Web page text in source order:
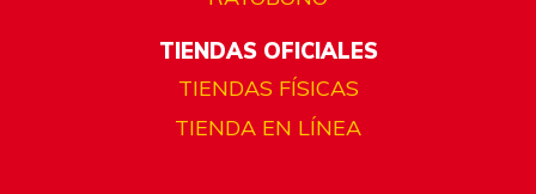
TIENDAS OFICIALES
TIENDAS FÍSICAS
TIENDA EN LÍNEA